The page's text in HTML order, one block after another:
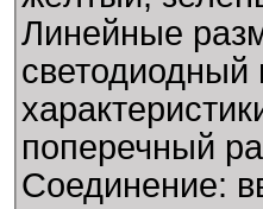
Линейные
поперечный
Соединение: